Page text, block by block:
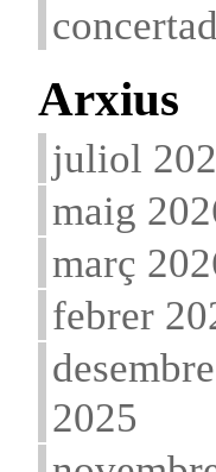
Arxius
juliol
maig
març
febrer
desembre
2025